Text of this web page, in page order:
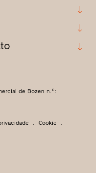
de Bozen n.º:
Cookie